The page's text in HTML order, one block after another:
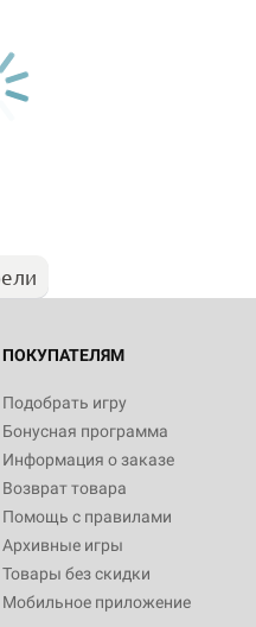
ПОКУПАТЕЛЯМ
Подобрать игру
Бонусная программа
Информация о заказе
Возврат товара
Помощь с правилами
Архивные игры
Товары без скидки
Мобильное приложение